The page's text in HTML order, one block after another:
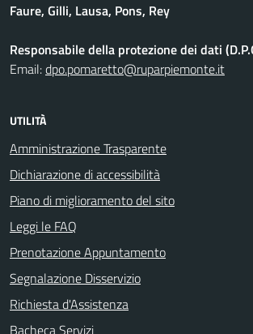
Faure, Gilli, Lausa, Pons, Rey
Responsabile della protezione dei dati
Email:dpo.pomaretto@ruparpiemonte.it
UTILITÀ
Amministrazione Trasparente
Dichiarazione di accessibilità
Piano di miglioramento del sito
Leggi le FAQ
Prenotazione Appuntamento
Segnalazione Disservizio
Richiesta d'Assistenza
Bacheca Servizi